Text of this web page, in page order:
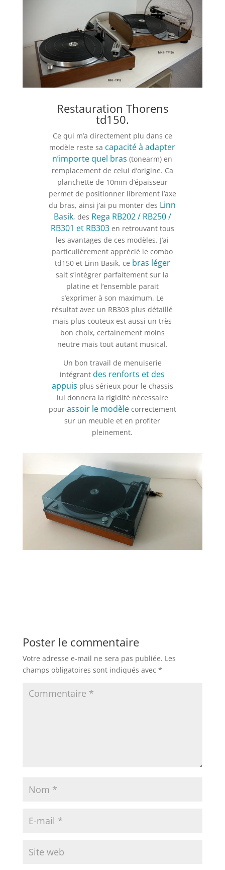
Restauration Thorens
td150.
Ce qui m’a directement plu dans ce
modèle reste sa capacité à adapter
n’importe quel bras (tonearm) en
remplacement de celui d’origine. Ca
planchette de 10mm d’épaisseur
permet de positionner librement l’axe
du bras, ainsi j’ai pu monter des Linn
Basik, des Rega RB202 / RB250 /
RB301 et RB303en retrouvant tous
les avantages de ces modèles. J’ai
particulièrement apprécié le combo
td150 et Linn Basik, ce bras léger
sait s’intégrer parfaitement sur la
platine et l’ensemble parait
s’exprimer à son maximum. Le
résultat avec un RB303 plus détaillé
mais plus couteux est aussi un très
bon choix, certainement moins
neutre mais tout autant musical.
Un bon travail de menuiserie
intégrantdes renforts et des
appuis plus sérieux pour le chassis
lui donnera la rigidité nécessaire
pour assoir le modèlecorrectement
sur un meuble et en profiter
pleinement.
Poster le commentaire
Votre adresse e-mail ne sera pas publiée. Les
champs obligatoires sont indiqués avec *